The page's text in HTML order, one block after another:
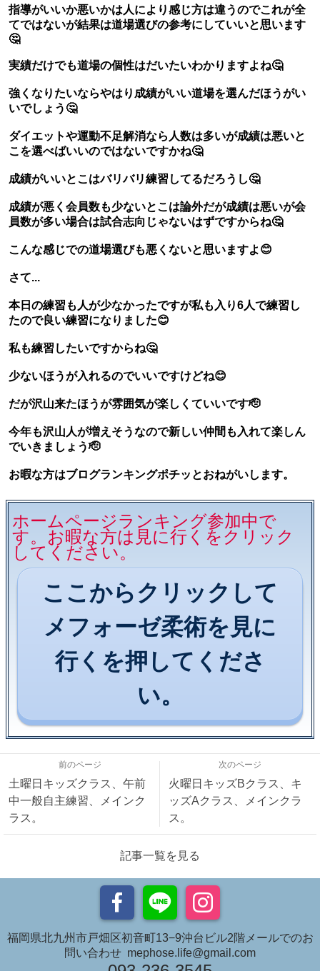
指導がいいか悪いかは人により感じ方は違うのでこれが全
てではないが結果は道場選びの参考にしていいと思います
🤔
実績だけでも道場の個性はだいたいわかりますよね🤔
強くなりたいならやはり成績がいい道場を選んだほうがい
いでしょう🤔
ダイエットや運動不足解消なら人数は多いが成績は悪いと
こを選べばいいのではないですかね🤔
成績がいいとこはバリバリ練習してるだろうし🤔
成績が悪く会員数も少ないとこは論外だが成績は悪いが会
員数が多い場合は試合志向じゃないはずですからね🤔
こんな感じでの道場選びも悪くないと思いますよ😊
さて...
本日の練習も人が少なかったですが私も入り6人で練習し
たので良い練習になりました😊
私も練習したいですからね🤔
少ないほうが入れるのでいいですけどね😊
だが沢山来たほうが雰囲気が楽しくていいです🫡
今年も沢山人が増えそうなので新しい仲間も入れて楽しん
でいきましょう🫡
お暇な方はブログランキングポチッとおねがいします。
ホームページランキング参加中で
す。お暇な方は見に行くをクリック
してください。
ここからクリックして
メフォーゼ柔術を見に
行くを押してくださ
い。
前のページ
土曜日キッズクラス、午前
中一般自主練習、メインク
ラス。
次のページ
火曜日キッズBクラス、キ
ッズAクラス、メインクラ
ス。
記事一覧を見る
福岡県北九州市戸畑区初音町13−9沖台ビル2階メールでのお
問い合わせ mephose.life@gmail.com